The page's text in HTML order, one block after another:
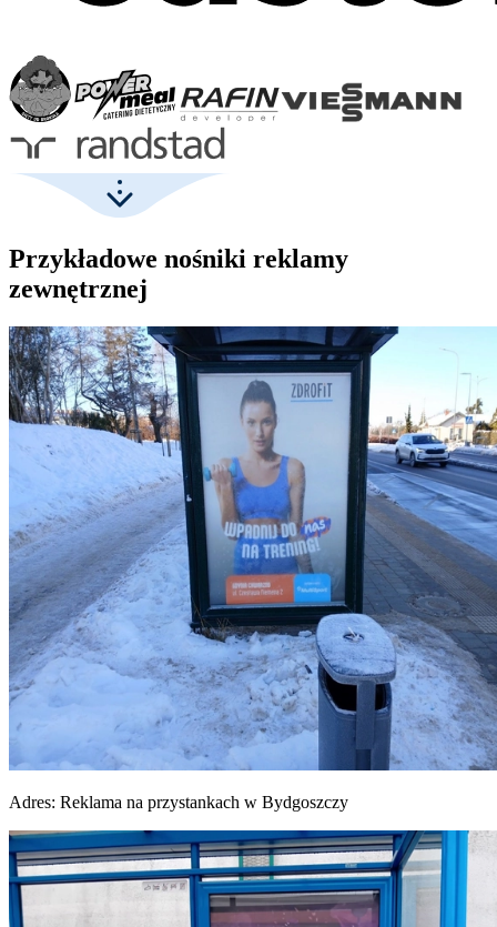
Przykładowe nośniki reklamy
zewnętrznej
Adres: Reklama na przystankach w Bydgoszczy